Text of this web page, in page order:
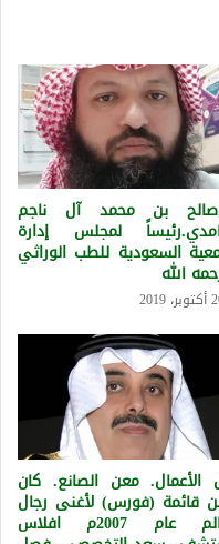
بن محمد آل ناجم
لمجلس إدارة
السعودية للطب الوراثي
الله
2019
الأعمال. معن الصانع. كان
قائمة (فورس) لأغنى رجال
العالم عام 2007م افلاس